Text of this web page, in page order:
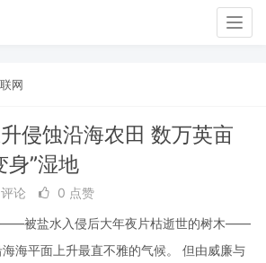
网
侵蚀沿海农田 数万英亩
身”湿地
论
0 点赞
被盐水入侵后大年夜片枯逝世的树木——
海平面上升最直不雅的气候。 但由威廉与